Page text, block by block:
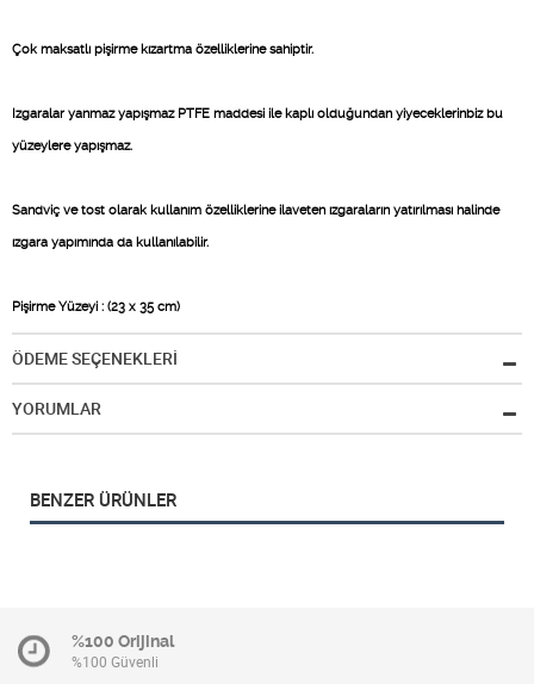
Çok maksatlı pişirme kızartma özelliklerine sahiptir.
Izgaralar yanmaz yapışmaz PTFE maddesi ile kaplı olduğundan yiyeceklerinbiz bu
yüzeylere yapışmaz.
Sandviç ve tost olarak kullanım özelliklerine ilaveten ızgaraların yatırılması halinde
ızgara yapımında da kullanılabilir.
Pişirme Yüzeyi : (23 x 35 cm)
ÖDEME SEÇENEKLERİ
YORUMLAR
BENZER ÜRÜNLER
%100 Orijinal
%100 Güvenli